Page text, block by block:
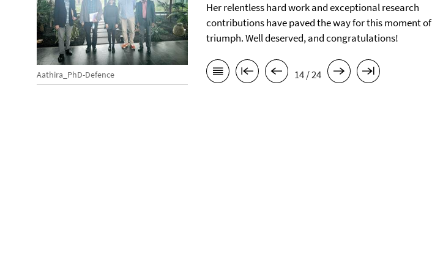
Aathira_PhD-Defence
Her relentless hard work and exceptional research
contributions have paved the way for this moment of
triumph. Well deserved, and congratulations!
14 / 24